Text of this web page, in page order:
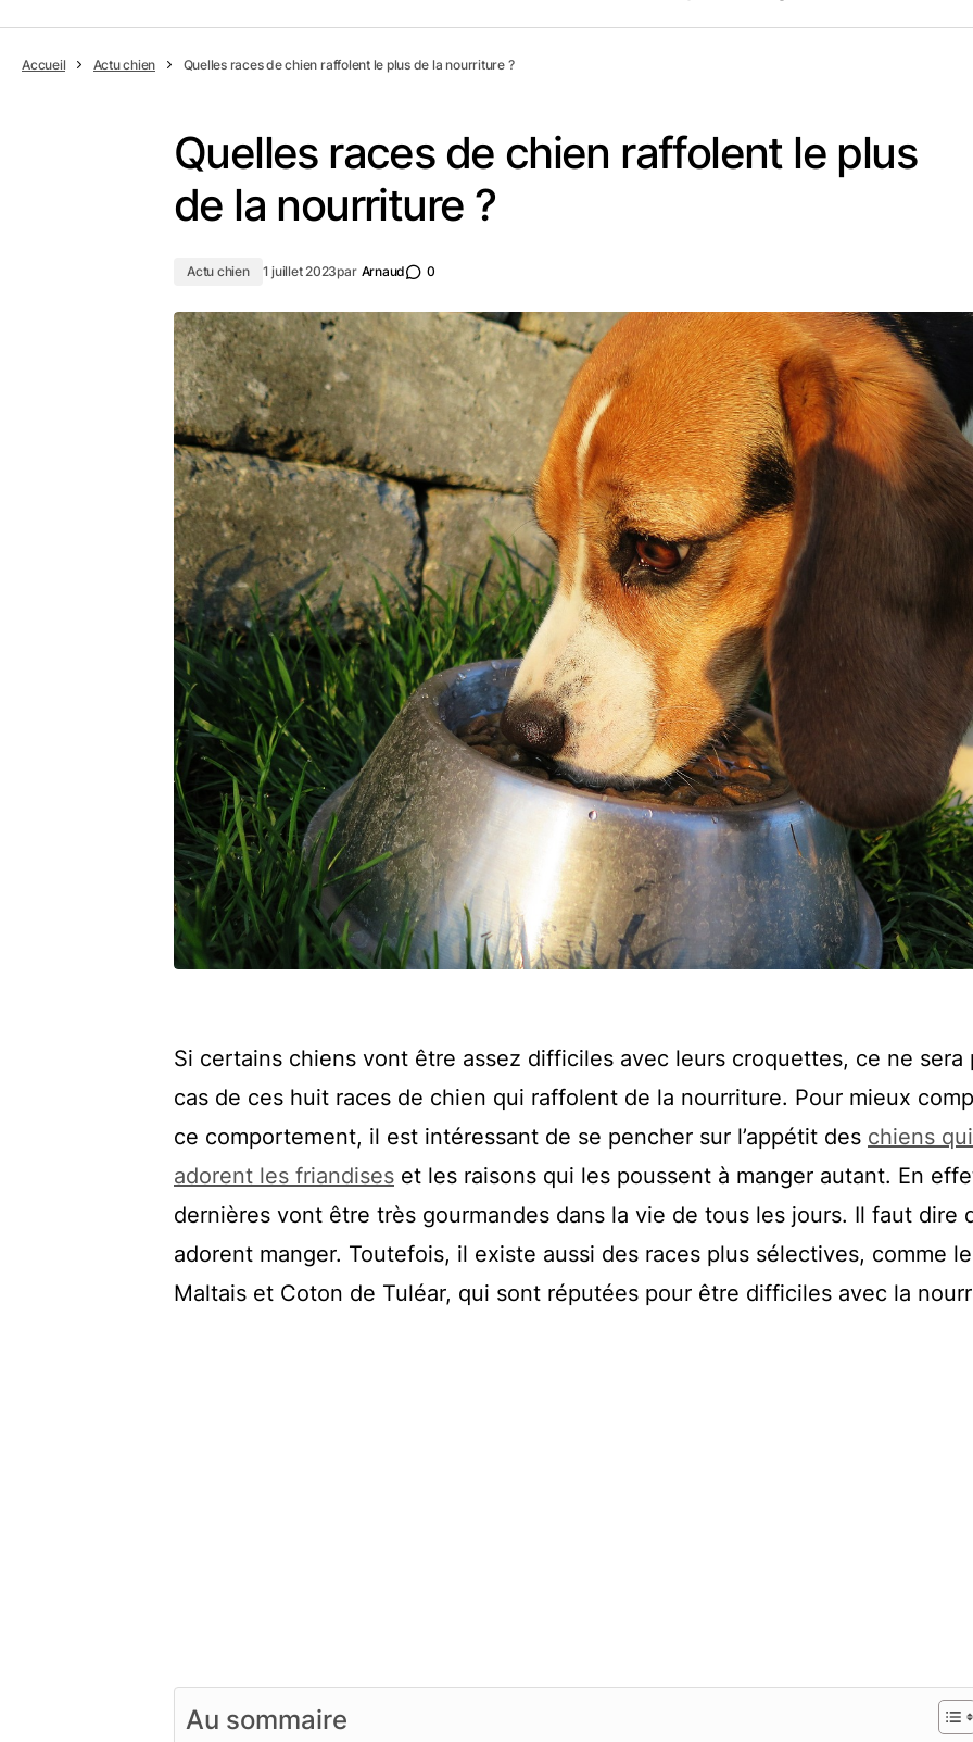
Accueil Actu chien Quelles races de chien raffolent le plus de la nourriture ?
Quelles races de chien raffolent le plus
de la nourriture ?
Actu chien 1 juillet 2023par Arnaud 0
Si certains chiens vont être assez difficiles avec leurs croquettes, ce ne sera
cas de ces huit races de chien qui raffolent de la nourriture. Pour mieux
ce comportement, il est intéressant de se pencher sur l’appétit des chiens qui
adorent les friandises et les raisons qui les poussent à manger autant. En
dernières vont être très gourmandes dans la vie de tous les jours. Il faut dire
adorent manger. Toutefois, il existe aussi des races plus sélectives, comme
Maltais et Coton de Tuléar, qui sont réputées pour être difficiles avec la
Au sommaire